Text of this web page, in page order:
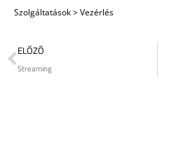
Szolgáltatások>Vezérlés
ELŐZŐ
Streaming